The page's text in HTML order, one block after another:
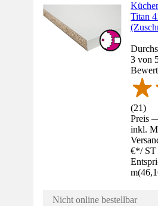
Titan
3 von
(21)
Preis
inkl.
€*/ ST
m(
Nicht online bestellbar